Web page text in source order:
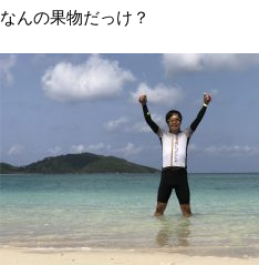
なんの果物だっけ？